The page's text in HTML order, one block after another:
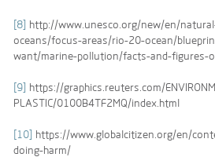
[8]
http://www.unesco.org/new/en/
oceans/focus-areas/rio-20-ocean/
want/marine-pollution/facts-and-figures-
[9]
https://graphics.reuters.com/
PLASTIC/0100B4TF2MQ/index.html
[10]
https://www.globalcitizen.org/en/
doing-harm/